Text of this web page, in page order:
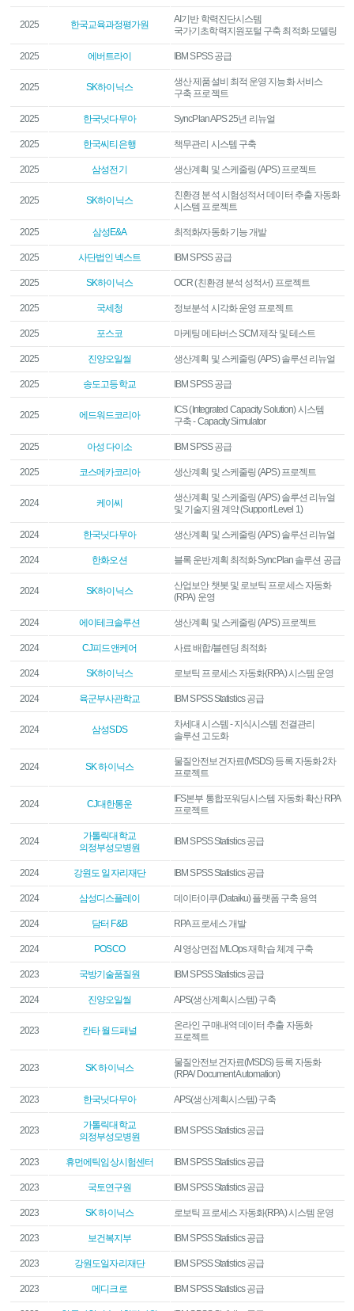
2025 한국교육과정평가원
AI기반 학력진단시스템
국가기초학력지원포털 구축 최적화 모델링
2025 에버트라이 IBM SPSS 공급
2025 SK하이닉스
생산 제품설비 최적 운영 지능화 서비스
구축 프로젝트
2025 한국닛다무아 SyncPlan APS 25년 리뉴얼
2025 한국씨티은행 책무관리 시스템 구축
2025 삼성전기 생산계획 및 스케줄링 (APS) 프로젝트
2025 SK하이닉스
친환경 분석 시험성적서 데이터 추출 자동화
시스템 프로젝트
2025 삼성E&A 최적화/자동화 기능 개발
2025 사단법인 넥스트 IBM SPSS 공급
2025 SK하이닉스 OCR (친환경 분석 성적서) 프로젝트
2025 국세청 정보분석 시각화 운영 프로젝트
2025 포스코 마케팅 메타버스 SCM 제작 및 테스트
2025 진양오일씰 생산계획 및 스케줄링 (APS) 솔루션 리뉴얼
2025 송도고등학교 IBM SPSS 공급
2025 에드워드코리아
ICS (Integrated Capacity Solution) 시스템
구축 - Capacity Simulator
2025 아성 다이소 IBM SPSS 공급
2025 코스메카코리아 생산계획 및 스케줄링 (APS) 프로젝트
2024 케이씨
생산계획 및 스케줄링 (APS) 솔루션 리뉴얼
및 기술지원 계약 (Support Level 1)
2024 한국닛다무아 생산계획 및 스케줄링 (APS) 솔루션 리뉴얼
2024 한화오션 블록 운반계획 최적화 SyncPlan 솔루션 공급
2024 SK하이닉스
산업보안 챗봇 및 로보틱 프로세스 자동화
(RPA) 운영
2024 에이테크솔루션 생산계획 및 스케줄링 (APS) 프로젝트
2024 CJ피드앤케어 사료 배합/블렌딩 최적화
2024 SK하이닉스 로보틱 프로세스 자동화(RPA) 시스템 운영
2024 육군부사관학교 IBM SPSS Statistics 공급
2024 삼성SDS
차세대 시스템 - 지식시스템 전결관리
솔루션 고도화
2024 SK 하이닉스
물질안전보건자료(MSDS) 등록 자동화 2차
프로젝트
2024 CJ대한통운
IFS본부 통합포워딩시스템 자동화 확산 RPA
프로젝트
2024
가톨릭대학교
의정부성모병원
IBM SPSS Statistics 공급
2024 강원도 일자리재단 IBM SPSS Statistics 공급
2024 삼성디스플레이 데이터이쿠(Dataiku) 플랫폼 구축 용역
2024 담터 F&B RPA 프로세스 개발
2024 POSCO AI 영상면접 MLOps 재학습 체계 구축
2023 국방기술품질원 IBM SPSS Statistics 공급
2024 진양오일씰 APS(생산계획시스템) 구축
2023 칸타 월드패널
온라인 구매내역 데이터 추출 자동화
프로젝트
2023 SK 하이닉스
물질안전보건자료(MSDS) 등록 자동화
(RPA/ Document Automation)
2023 한국닛다무아 APS(생산계획시스템) 구축
2023
가톨릭대학교
의정부성모병원
IBM SPSS Statistics 공급
2023 휴먼에틱임상시험센터 IBM SPSS Statistics 공급
2023 국토연구원 IBM SPSS Statistics 공급
2023 SK 하이닉스 로보틱 프로세스 자동화(RPA) 시스템 운영
2023 보건복지부 IBM SPSS Statistics 공급
2023 강원도일자리재단 IBM SPSS Statistics 공급
2023 메디크로 IBM SPSS Statistics 공급